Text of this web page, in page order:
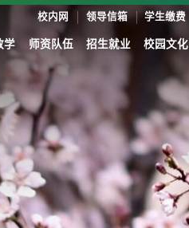
校内网 领导信箱 学生缴费
学 师资队伍 招生就业 校园文化